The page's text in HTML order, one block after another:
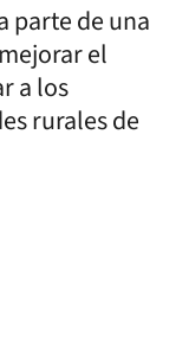
parte de una
el
a los
rurales de